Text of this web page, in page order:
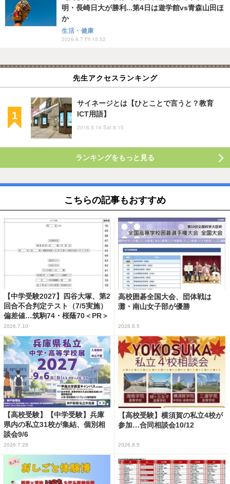
明・長崎日大が勝利...第4日は遊学館vs青森山田ほ
か
生活・健康
2026.8.7 Fri 15:52
先生アクセスランキング
サイネージとは【ひとことで言うと？教育
ICT用語】
2016.5.14 Sat 8:15
ランキングをもっと見る
こちらの記事もおすすめ
【中学受験2027】四谷大塚、第2
回合不合判定テスト（7/5実施）
偏差値…筑駒74・桜蔭70＜PR＞
2026.7.10
高校囲碁全国大会、団体戦は
灘・南山女子部が優勝
2026.8.5
【高校受験】【中学受験】兵庫
県内の私立31校が集結、個別相
談会9/6
2026.7.28
【高校受験】横須賀の私立4校が
参加…合同相談会10/12
2026.8.5